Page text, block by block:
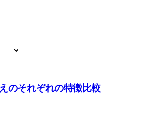
のそれぞれの特徴比較